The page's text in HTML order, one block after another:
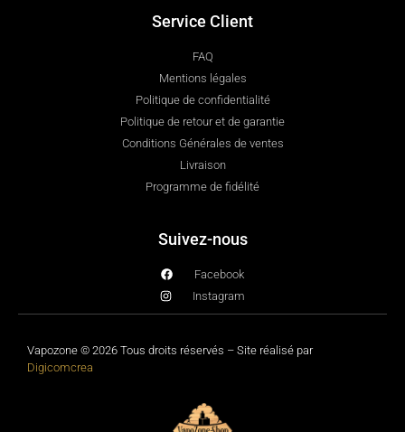
Service Client
FAQ
Mentions légales
Politique de confidentialité
Politique de retour et de garantie
Conditions Générales de ventes
Livraison
Programme de fidélité
Suivez-nous
Facebook
Instagram
Vapozone © 2026 Tous droits réservés – Site réalisé par
Digicomcrea